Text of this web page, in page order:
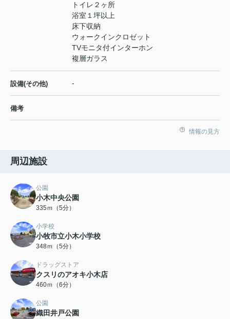
トイレ２ヶ所
浴室１坪以上
床下収納
ウォークインクロゼット
TVモニタ付インターホン
複層ガラス
設備(その他) -
備考
情報の見方
周辺施設
公園
小木中央公園
335ｍ（5分）
小学校
小牧市立小木小学校
348ｍ（5分）
ドラッグストア
クスリのアオキ小木店
460ｍ（6分）
公園
織田井戸公園